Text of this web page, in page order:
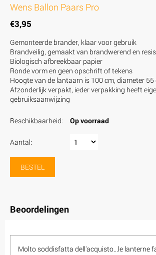
Wens Ballon Paars Pro
€3,95
Gemonteerde brander, klaar voor gebruik
Brandveilig, gemaakt van brandwerend en
Biologisch afbreekbaar papier
Ronde vorm en geen opschrift of tekens
Hoogte van de lantaarn is 100 cm, diameter 55
Afzonderlijk verpakt, ieder verpakking heeft
gebruiksaanwijzing
Beschikbaarheid: Op voorraad
Aantal:
BESTEL
Beoordelingen
Molto soddisfatta dell'acquisto...le lanterne